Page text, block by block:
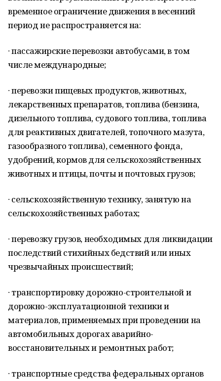
временное ограничение движения в весенний
период не распространяется на:
∙ пассажирские перевозки автобусами, в том
числе международные;
∙ перевозки пищевых продуктов, животных,
лекарственных препаратов, топлива (бензина,
дизельного топлива, судового топлива, топлива
для реактивных двигателей, топочного мазута,
газообразного топлива), семенного фонда,
удобрений, кормов для сельскохозяйственных
животных и птицы, почты и почтовых грузов;
∙ сельскохозяйственную технику, занятую на
сельскохозяйственных работах;
∙ перевозку грузов, необходимых для ликвидации
последствий стихийных бедствий или иных
чрезвычайных происшествий;
∙ транспортировку дорожно-строительной и
дорожно-эксплуатационной техники и
материалов, применяемых при проведении на
автомобильных дорогах аварийно-
восстановительных и ремонтных работ;
∙ транспортные средства федеральных органов